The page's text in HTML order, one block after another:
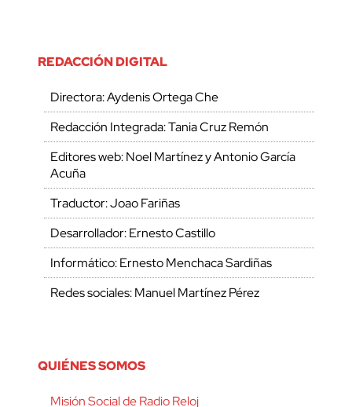
REDACCIÓN DIGITAL
Directora: Aydenis Ortega Che
Redacción Integrada: Tania Cruz Remón
Editores web: Noel Martínez y Antonio García
Acuña
Traductor: Joao Fariñas
Desarrollador: Ernesto Castillo
Informático: Ernesto Menchaca Sardiñas
Redes sociales: Manuel Martínez Pérez
QUIÉNES SOMOS
Misión Social de Radio Reloj